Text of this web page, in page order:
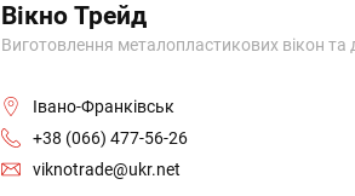
Вікно Трейд
Виготовлення металопластикових вікон та
Івано-Франківськ
+38 (066) 477-56-26
viknotrade@ukr.net